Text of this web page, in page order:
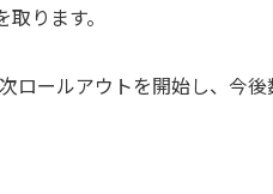
ります。
ロールアウトを開始し、今